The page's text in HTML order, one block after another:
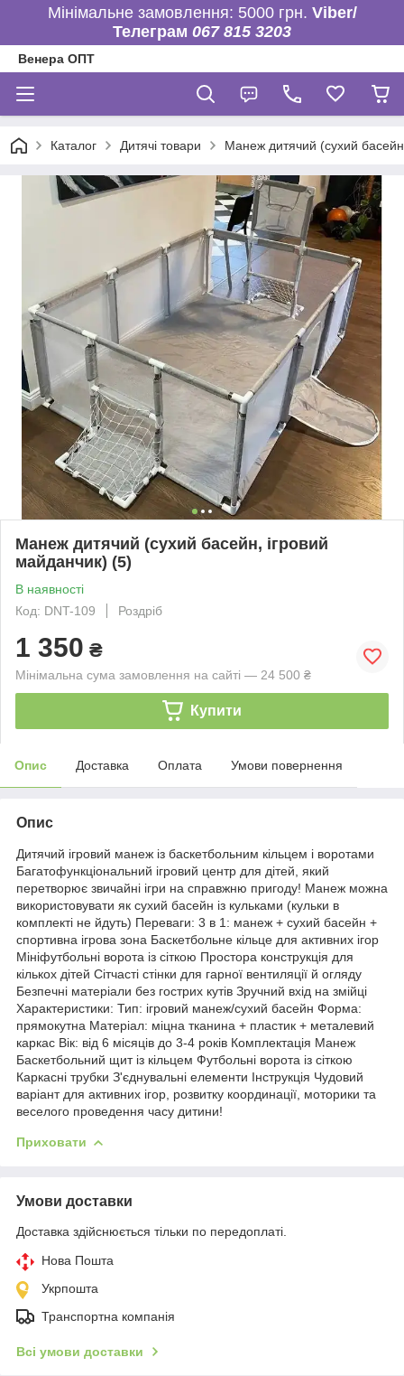
Мінімальне замовлення: 5000 грн. Viber/
Телеграм 067 815 3203
Венера ОПТ
Каталог Дитячі товари Манеж дитячий (сухий
Манеж дитячий (сухий басейн, ігровий
майданчик) (5)
В наявності
Код: DNT-109
Роздріб
1 350 ₴
Мінімальна сума замовлення на сайті — 24 500 ₴
Купити
Опис Доставка Оплата Умови повернення
Опис
Дитячий ігровий манеж із баскетбольним кільцем і воротами
Багатофункціональний ігровий центр для дітей, який
перетворює звичайні ігри на справжню пригоду! Манеж можна
використовувати як сухий басейн із кульками (кульки в
комплекті не йдуть) Переваги: 3 в 1: манеж + сухий басейн +
спортивна ігрова зона Баскетбольне кільце для активних ігор
Мініфутбольні ворота із сіткою Простора конструкція для
кількох дітей Сітчасті стінки для гарної вентиляції й огляду
Безпечні матеріали без гострих кутів Зручний вхід на змійці
Характеристики: Тип: ігровий манеж/сухий басейн Форма:
прямокутна Матеріал: міцна тканина + пластик + металевий
каркас Вік: від 6 місяців до 3-4 років Комплектація Манеж
Баскетбольний щит із кільцем Футбольні ворота із сіткою
Каркасні трубки З'єднувальні елементи Інструкція Чудовий
варіант для активних ігор, розвитку координації, моторики та
веселого проведення часу дитини!
Приховати
Умови доставки
Доставка здійснюється тільки по передоплаті.
Нова Пошта
Укрпошта
Транспортна компанія
Всі умови доставки